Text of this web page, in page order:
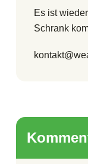
Es ist
Schrank